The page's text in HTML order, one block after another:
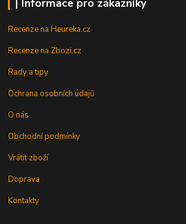
| Informace pro zákazníky
Recenze na Heureka.cz
Recenze na Zbozi.cz
Rady a tipy
Ochrana osobních údajů
O nás
Obchodní podmínky
Vrátit zboží
Doprava
Kontakty